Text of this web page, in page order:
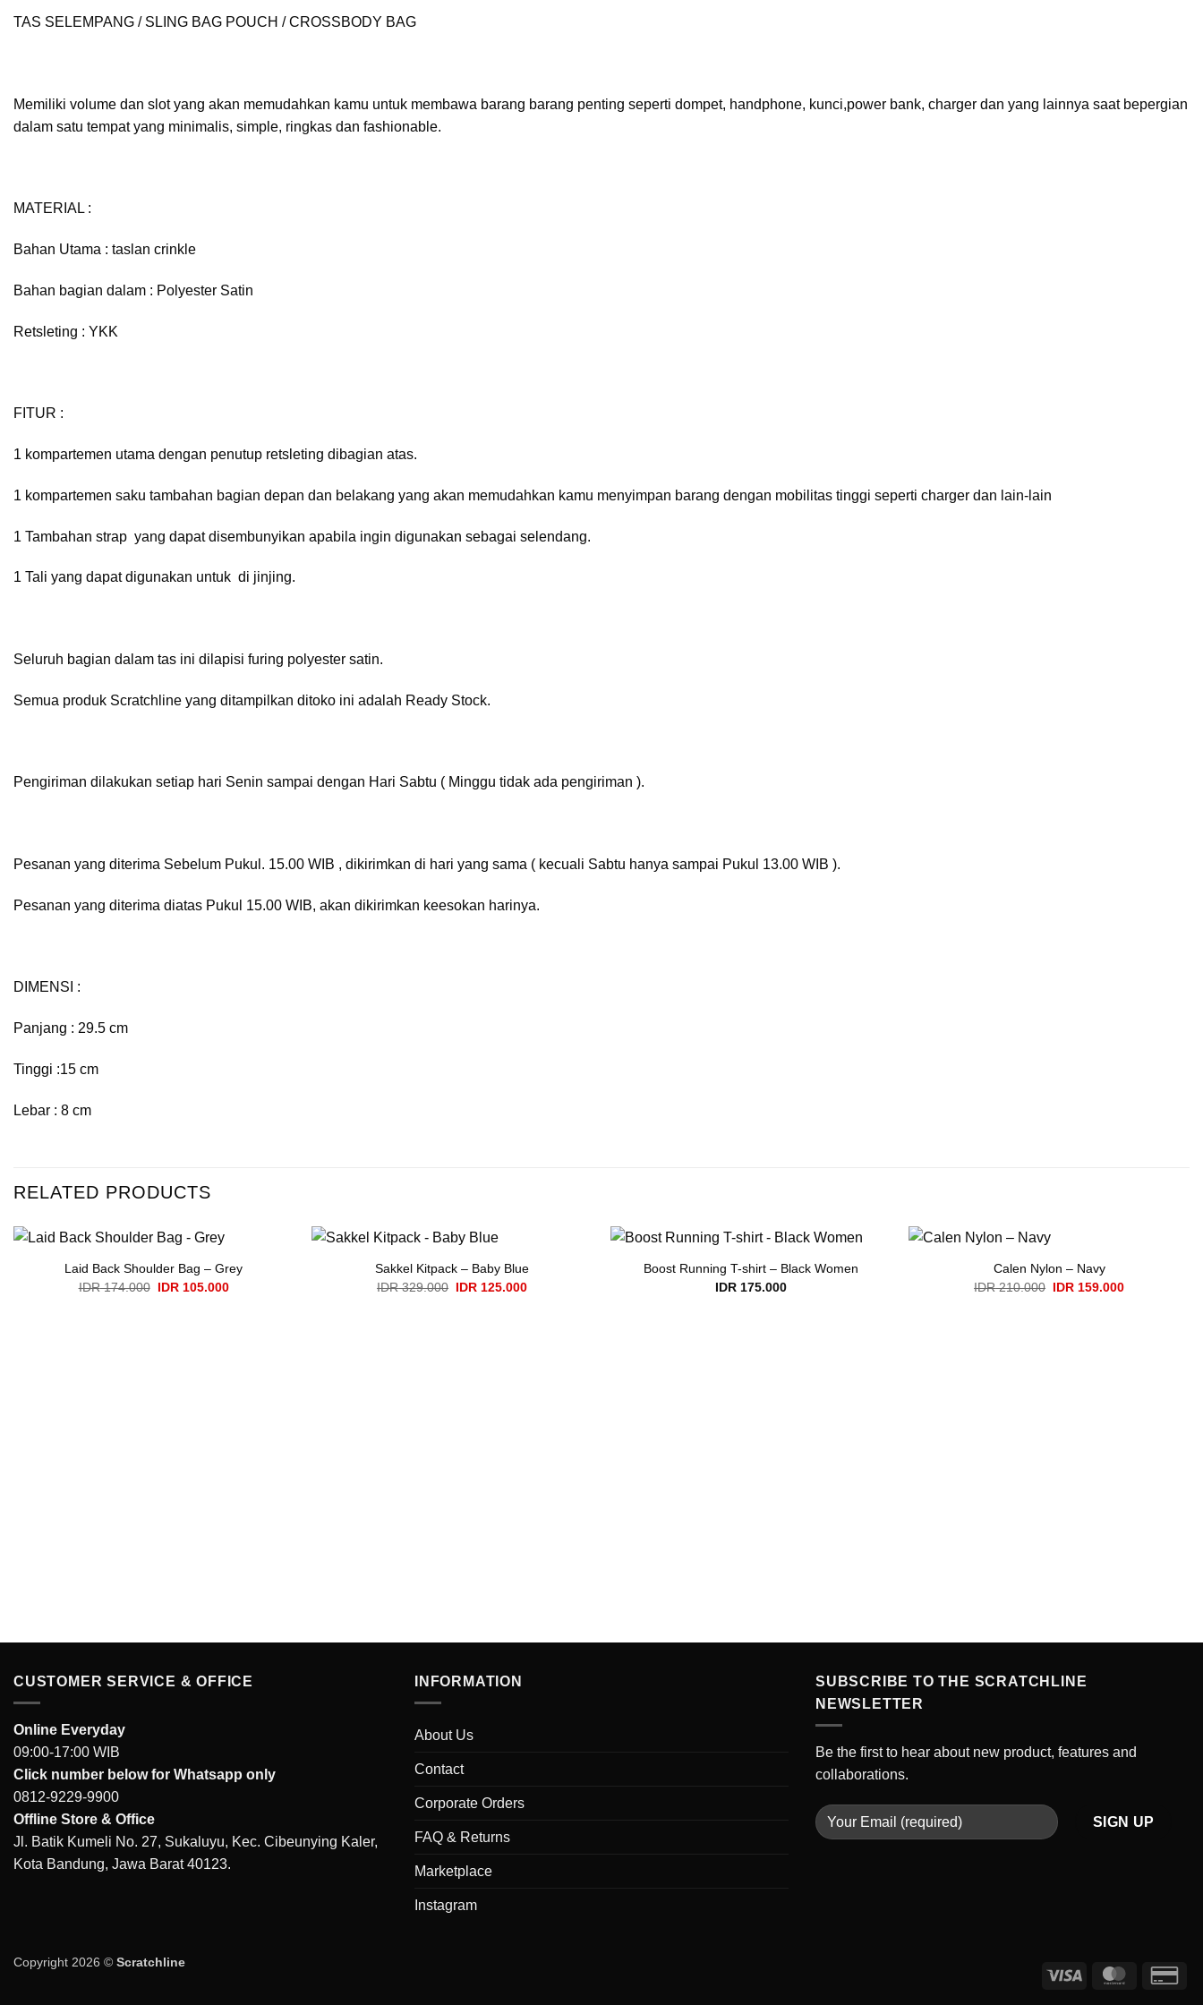
TAS SELEMPANG / SLING BAG POUCH / CROSSBODY BAG
Memiliki volume dan slot yang akan memudahkan kamu untuk membawa barang barang penting seperti dompet, handphone, kunci,power bank, charger dan yang lainnya saat bepergian
dalam satu tempat yang minimalis, simple, ringkas dan fashionable.
MATERIAL :
Bahan Utama : taslan crinkle
Bahan bagian dalam : Polyester Satin
Retsleting : YKK
FITUR :
1 kompartemen utama dengan penutup retsleting dibagian atas.
1 kompartemen saku tambahan bagian depan dan belakang yang akan memudahkan kamu menyimpan barang dengan mobilitas tinggi seperti charger dan lain-lain
1 Tambahan strap yang dapat disembunyikan apabila ingin digunakan sebagai selendang.
1 Tali yang dapat digunakan untuk di jinjing.
Seluruh bagian dalam tas ini dilapisi furing polyester satin.
Semua produk Scratchline yang ditampilkan ditoko ini adalah Ready Stock.
Pengiriman dilakukan setiap hari Senin sampai dengan Hari Sabtu ( Minggu tidak ada pengiriman ).
Pesanan yang diterima Sebelum Pukul. 15.00 WIB , dikirimkan di hari yang sama ( kecuali Sabtu hanya sampai Pukul 13.00 WIB ).
Pesanan yang diterima diatas Pukul 15.00 WIB, akan dikirimkan keesokan harinya.
DIMENSI :
Panjang : 29.5 cm
Tinggi :15 cm
Lebar : 8 cm
RELATED PRODUCTS
Laid Back Shoulder Bag – Grey
IDR174.000 Original
IDR105.000Current
Sakkel Kitpack – Baby Blue
IDR329.000 Original
IDR 125.000Current
Boost Running T-shirt – Black Women
IDR175.000
Calen Nylon – Navy
IDR210.000 Original
IDR 159.000Current
CUSTOMER SERVICE & OFFICE
Online Everyday
09:00-17:00 WIB
Click number below for Whatsapp only
0812-9229-9900
Offline Store & Office
Jl. Batik Kumeli No. 27, Sukaluyu, Kec. Cibeunying Kaler,
Kota Bandung, Jawa Barat 40123.
INFORMATION
About Us
Contact
Corporate Orders
FAQ & Returns
Marketplace
Instagram
SUBSCRIBE TO THE SCRATCHLINE
NEWSLETTER
Be the first to hear about new product, features and
collaborations.
Visa MasterCard
Copyright 2026 © Scratchline